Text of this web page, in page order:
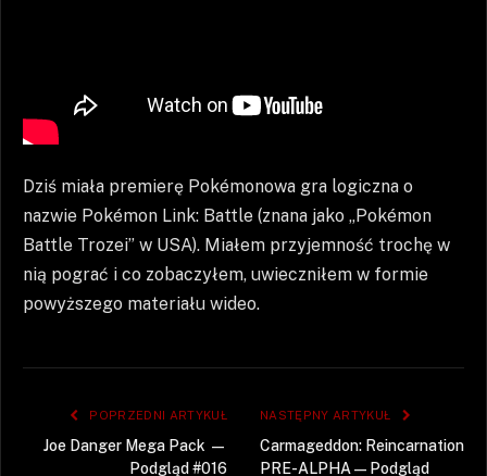
Dziś miała premierę Pokémonowa gra logiczna o
nazwie Pokémon Link: Battle (znana jako „Pokémon
Battle Trozei” w USA). Miałem przyjemność trochę w
nią pograć i co zobaczyłem, uwieczniłem w formie
powyższego materiału wideo.
POPRZEDNI ARTYKUŁ
Joe Danger Mega Pack —
Podgląd #016
NASTĘPNY ARTYKUŁ
Carmageddon: Reincarnation
PRE-ALPHA — Podgląd